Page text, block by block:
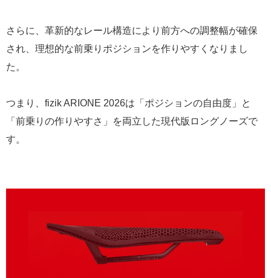
さらに、革新的なレール構造により前方への調整幅が確保
され、理想的な前乗りポジションを作りやすくなりまし
た。
つまり、fizik ARIONE 2026は「ポジションの自由度」と
「前乗りの作りやすさ」を両立した現代版ロングノーズで
す。